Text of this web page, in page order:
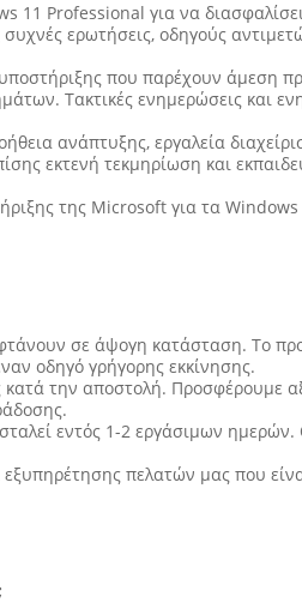
11 Professional για να
ερωτήσεις, οδηγούς
που παρέχουν άμεση
Τακτικές ενημερώσεις και
ανάπτυξης, εργαλεία
εκτενή τεκμηρίωση και
της Microsoft για τα
σε άψογη κατάσταση. Το
οδηγό γρήγορης εκκίνησης.
την αποστολή. Προσφέρουμε
εντός 1-2 εργάσιμων
πελατών μας που